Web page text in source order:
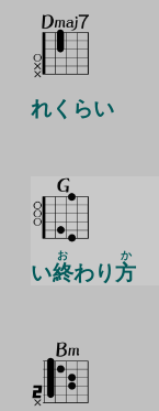
れくらい
い終
お
わり方
か